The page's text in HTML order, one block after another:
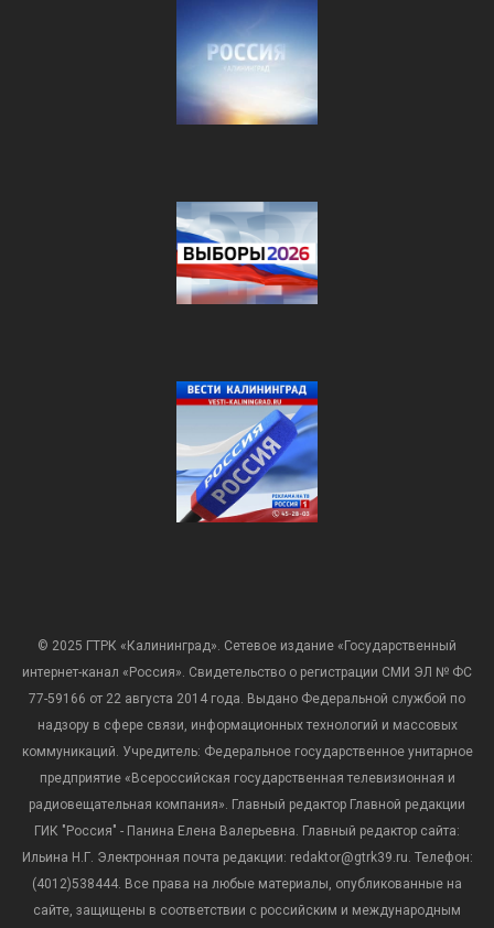
© 2025 ГТРК «Калининград». Сетевое издание «Государственный
интернет-канал «Россия». Свидетельство о регистрации СМИ ЭЛ № ФС
77-59166 от 22 августа 2014 года. Выдано Федеральной службой по
надзору в сфере связи, информационных технологий и массовых
коммуникаций. Учредитель: Федеральное государственное унитарное
предприятие «Всероссийская государственная телевизионная и
радиовещательная компания». Главный редактор Главной редакции
ГИК "Россия" - Панина Елена Валерьевна. Главный редактор сайта:
Ильина Н.Г. Электронная почта редакции: redaktor@gtrk39.ru. Телефон:
(4012)538444. Все права на любые материалы, опубликованные на
сайте, защищены в соответствии с российским и международным